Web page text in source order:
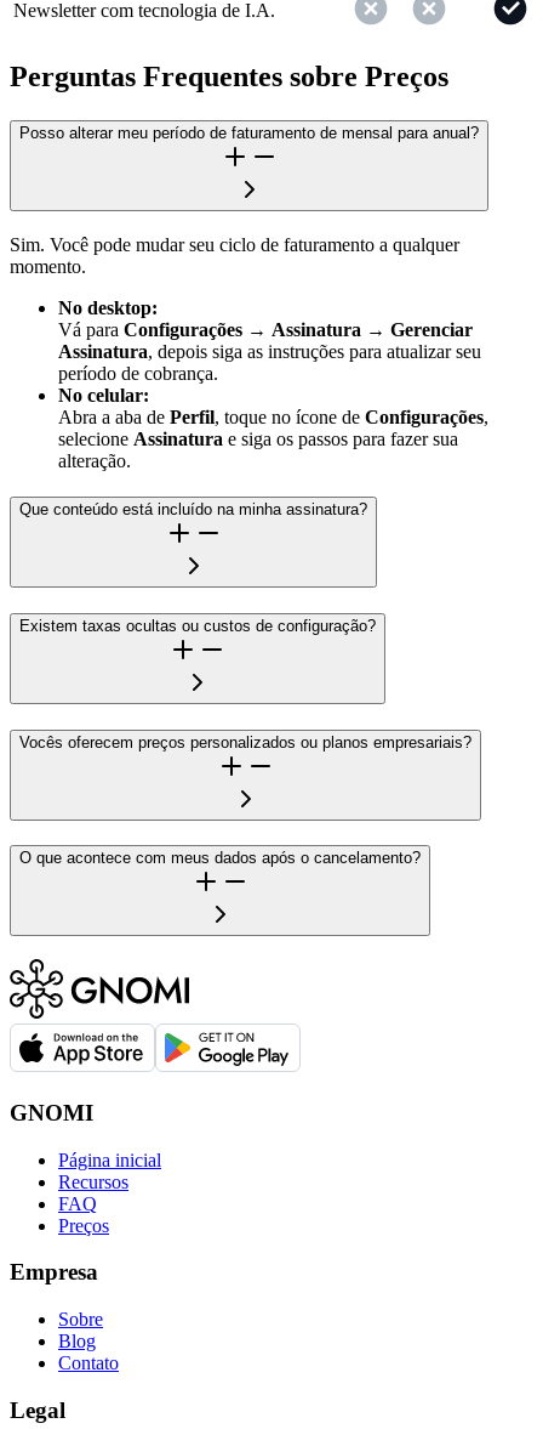
Newsletter com tecnologia de I.A.
Perguntas Frequentes sobre Preços
Posso alterar meu período de faturamento de mensal para anual?
Sim. Você pode mudar seu ciclo de faturamento a qualquer
momento.
No desktop:
Vá para Configurações → Assinatura → Gerenciar
Assinatura, depois siga as instruções para atualizar seu
período de cobrança.
No celular:
Abra a aba de Perfil, toque no ícone de Configurações,
selecione Assinatura e siga os passos para fazer sua
alteração.
Que conteúdo está incluído na minha assinatura?
Existem taxas ocultas ou custos de configuração?
Vocês oferecem preços personalizados ou planos empresariais?
O que acontece com meus dados após o cancelamento?
GNOMI
Página inicial
Recursos
FAQ
Preços
Empresa
Sobre
Blog
Contato
Legal